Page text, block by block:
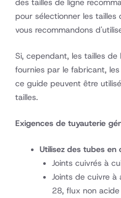
pour sélectionner les tailles
vous recommandons
Si, cependant, les tailles de
fournies par le fabricant,
ce guide peuvent être
tailles.
Exigences de tuyauterie
Utilisez des tubes en
Joints cuivrés à
Joints de cuivre à
28, flux non acide